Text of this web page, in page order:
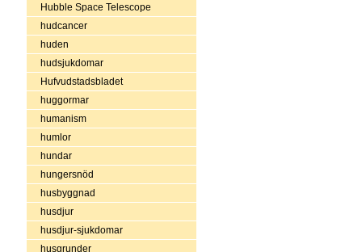
Hubble Space Telescope
hudcancer
huden
hudsjukdomar
Hufvudstadsbladet
huggormar
humanism
humlor
hundar
hungersnöd
husbyggnad
husdjur
husdjur-sjukdomar
husgrunder